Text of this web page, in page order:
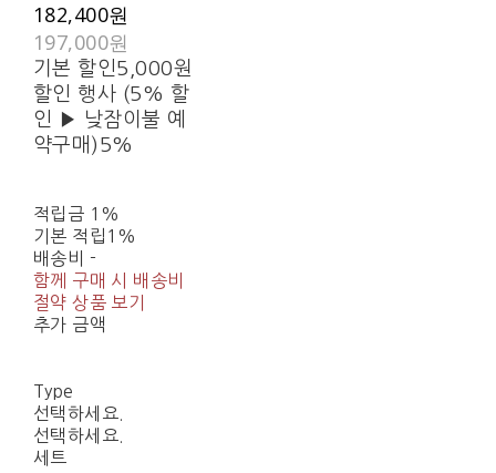
182,400원
197,000원
기본 할인5,000원
할인 행사 (5% 할
인 ▶ 낮잠이불 예
약구매) 5%
적립금 1%
기본 적립 1%
배송비 -
함께 구매 시 배송비
절약 상품 보기
추가 금액
Type
선택하세요.
선택하세요.
세트